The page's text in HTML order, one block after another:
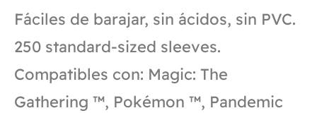
Fáciles de barajar, sin ácidos, sin PVC.
250 standard-sized sleeves.
Compatibles con: Magic: The
Gathering ™, Pokémon ™, Pandemic